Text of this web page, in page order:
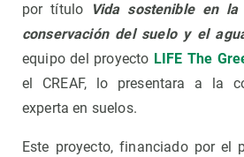
por título
Vida sostenible en
conservación del suelo y el
equipo del proyecto LIFE The
el CREAF, lo presentara a la
experta en suelos.
Este proyecto, financiado por el